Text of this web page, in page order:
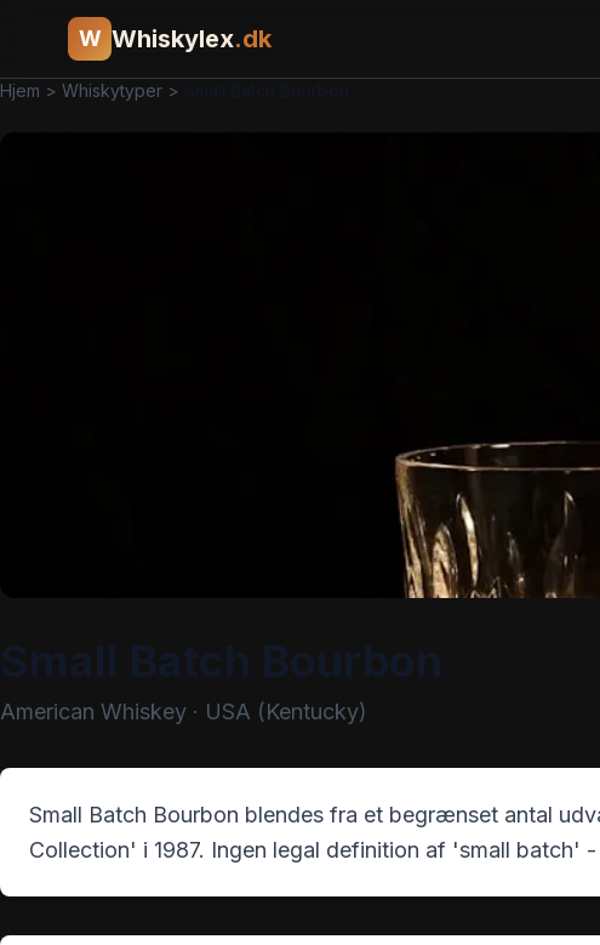
W Whiskylex.dk
Hjem > Whiskytyper >
American Whiskey · USA (Kentucky)
Small Batch Bourbon blendes fra et begrænset antal
Collection' i 1987. Ingen legal definition af 'small batch'